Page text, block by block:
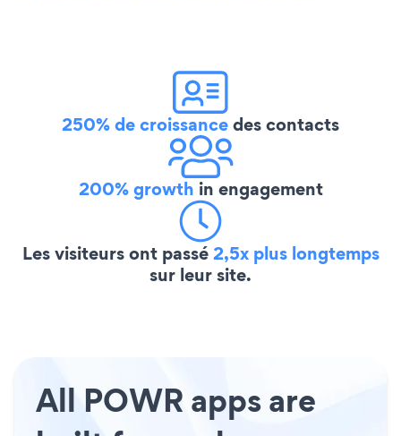
250% de croissancedes contacts
200% growth in engagement
Les visiteurs ont passé2,5x plus longtemps
sur leur site.
All POWR apps are